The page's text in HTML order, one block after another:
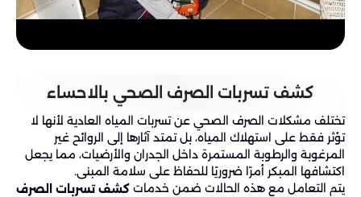
كشف تسربات الصرف الصحي بالاحساء
تختلف مشكلات الصرف الصحي عن تسربات المياه العادية لأنها لا
تؤثر فقط على استهلاك المياه، بل تمتد آثارها إلى الروائح غير
المرغوبة والرطوبة المستمرة داخل الجدران والأرضيات، مما يجعل
اكتشافها المبكر أمرًا ضروريًا للحفاظ على سلامة المبنى.
يتم التعامل مع هذه الحالات ضمن خدمات كشف تسربات الصرف